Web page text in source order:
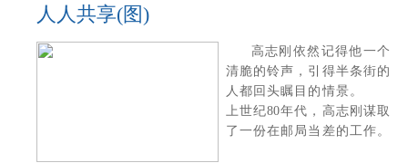
人人共享(图)
高志刚依然记得他一个
清脆的铃声，引得半条街的
人都回头瞩目的情景。
上世纪80年代，高志刚谋取
了一份在邮局当差的工作。